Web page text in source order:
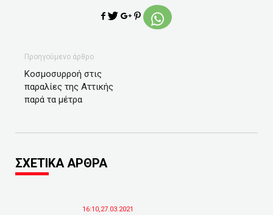
Προηγούμενο άρθρο
Κοσμοσυρροή στις
παραλίες της Αττικής
παρά τα μέτρα
ΣΧΕΤΙΚΑ ΑΡΘΡΑ
16:10,27.03.2021